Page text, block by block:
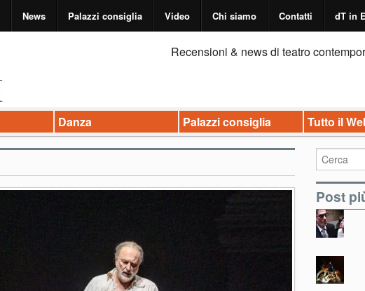
News Palazzi consiglia Video Chi siamo Contatti dT in
Recensioni & news di teatro
Danza Palazzi consiglia Tutto il
Post